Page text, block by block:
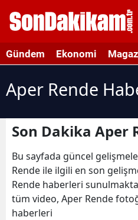
Gündem Ekonomi
Aper Rende
Son Dakika Aper
Bu sayfada güncel
Rende ile ilgili en son
Rende haberleri
tüm video, Aper Rende
haberleri